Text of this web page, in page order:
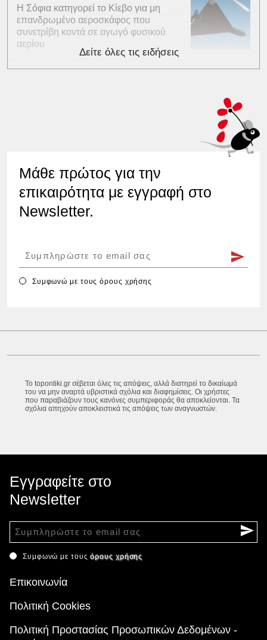
Η Σόφια κατηγορεί το Κίεβο για μη
επανδρωμένο αεροσκάφος που
συνετρίβη κοντά σε αγωγό φυσικού
αερίου
Δείτε όλες τις ειδήσεις
Μάθε πρώτος για την
επικαιρότητα με εγγραφή στο
Newsletter.
Συμφωνώ με τουςόρους χρήσης
Το topontiki.gr σέβεται όλες τις απόψεις, αλλά διατηρεί το δικαίωμά
του να μην αναρτά υβριστικά σχόλια και διαφημίσεις. Οι χρήστες
που παραβιάζουν τους κανόνες συμπεριφοράς θα αποκλείονται. Τα
σχόλια απηχούν αποκλειστικά τις απόψεις των αναγνωστών.
Εγγραφείτε στο
Newsletter
Συμφωνώ με τουςόρους χρήσης
Επικοινωνία
Πολιτική Cookies
Πολιτική Προστασίας Προσωπικών Δεδομένων -